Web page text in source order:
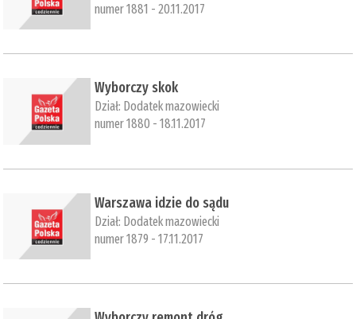
numer 1881 - 20.11.2017
​Wyborczy skok
Dział: Dodatek mazowiecki
numer 1880 - 18.11.2017
​Warszawa idzie do sądu
Dział: Dodatek mazowiecki
numer 1879 - 17.11.2017